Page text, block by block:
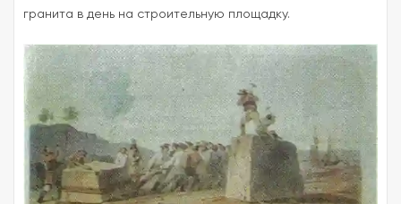
гранита в день на строительную площадку.